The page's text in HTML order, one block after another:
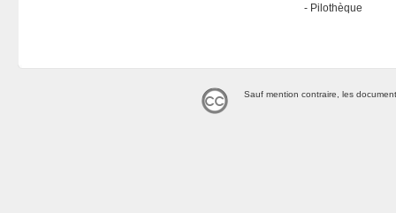
Pilothèque
Sauf mention contraire, les